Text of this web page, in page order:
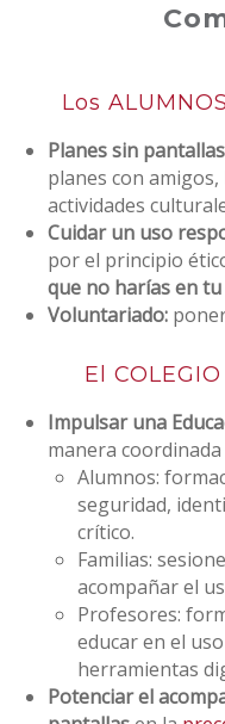
Los
Planes sin pantallas
planes con
actividades
Cuidar un uso
por el principio
que no harías en tu
Voluntariado:
El
Impulsar una
manera coordinada
Alumnos:
seguridad,
crítico.
Familias:
acompañar el
Profesores:
educar en el
herramientas
Potenciar el